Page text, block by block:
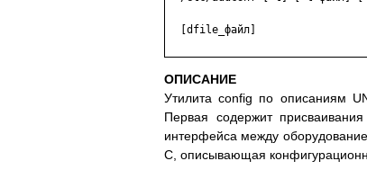
  [dfile_файл]
ОПИСАНИЕ
Утилита config по описаниям
Первая содержит
интерфейса между
C, описывающая